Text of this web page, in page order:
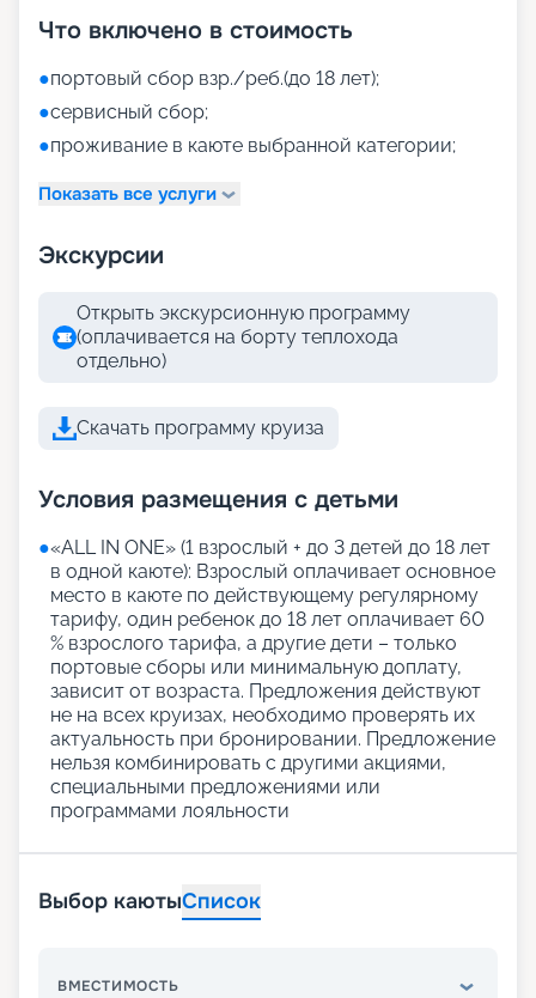
Что включено в стоимость
●портовый сбор взр./реб.(до 18 лет);
●сервисный сбор;
●проживание в каюте выбранной категории;
Показать все услуги
Экскурсии
Открыть экскурсионную программу
(оплачивается на борту теплохода
отдельно)
Скачать программу круиза
Условия размещения с детьми
●«АLL IN ONE» (1 взрослый + до 3 детей до 18 лет
в одной каюте): Взрослый оплачивает основное
место в каюте по действующему регулярному
тарифу, один ребенок до 18 лет оплачивает 60
% взрослого тарифа, а другие дети – только
портовые сборы или минимальную доплату,
зависит от возраста. Предложения действуют
не на всех круизах, необходимо проверять их
актуальность при бронировании. Предложение
нельзя комбинировать с другими акциями,
специальными предложениями или
программами лояльности
Выбор каютыСписок
ВМЕСТИМОСТЬ